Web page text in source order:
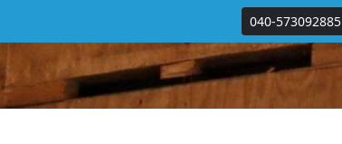
040-573092885